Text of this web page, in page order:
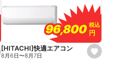
a
v
o
r
i
e
s
e
96,800
96,800 税込
税込
円
円
[HITACHI]快適エアコン
8月6日〜8月7日